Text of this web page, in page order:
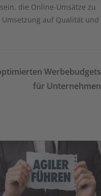
die Online-Umsätze zu
auf Qualität und
Werbebudgets
für Unternehmen